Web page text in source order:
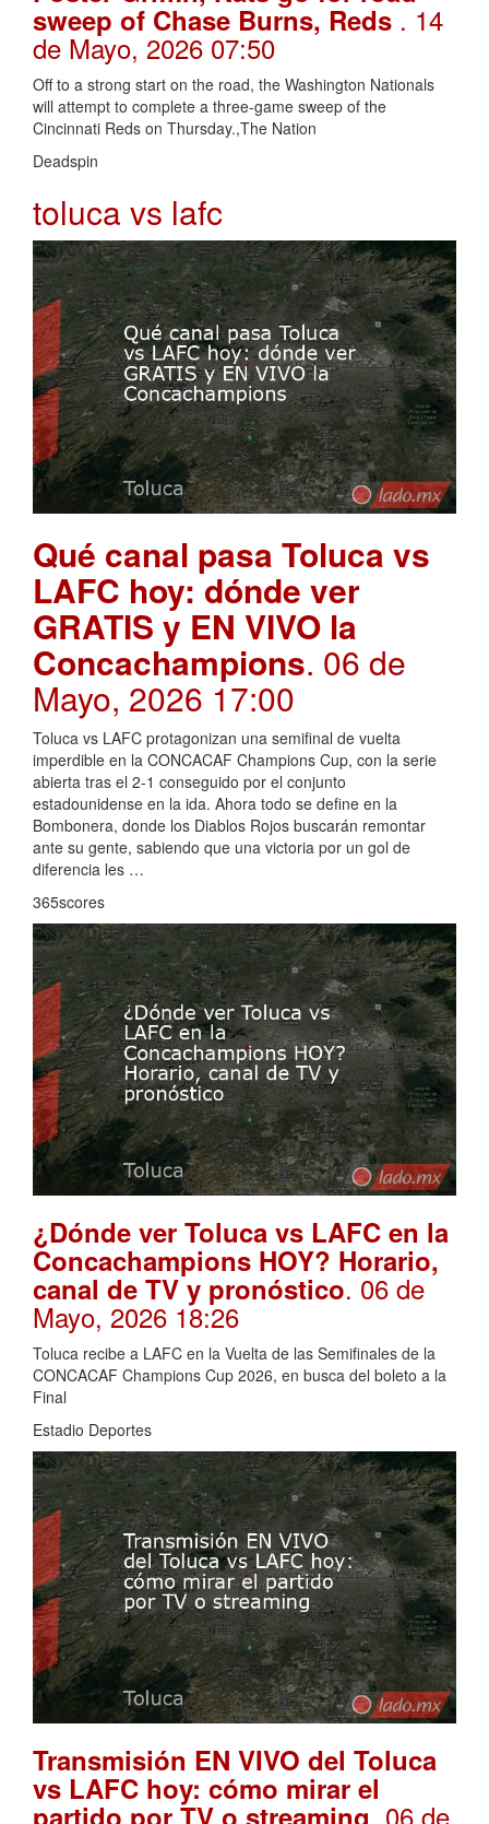
sweep of Chase Burns, Reds . 14
de Mayo, 2026 07:50
Off to a strong start on the road, the Washington Nationals
will attempt to complete a three-game sweep of the
Cincinnati Reds on Thursday.,The Nation
Deadspin
toluca vs lafc
Qué canal pasa Toluca vs
LAFC hoy: dónde ver
GRATIS y EN VIVO la
Concachampions. 06 de
Mayo, 2026 17:00
Toluca vs LAFC protagonizan una semifinal de vuelta
imperdible en la CONCACAF Champions Cup, con la serie
abierta tras el 2-1 conseguido por el conjunto
estadounidense en la ida. Ahora todo se define en la
Bombonera, donde los Diablos Rojos buscarán remontar
ante su gente, sabiendo que una victoria por un gol de
diferencia les …
365scores
¿Dónde ver Toluca vs LAFC en la
Concachampions HOY? Horario,
canal de TV y pronóstico. 06 de
Mayo, 2026 18:26
Toluca recibe a LAFC en la Vuelta de las Semifinales de la
CONCACAF Champions Cup 2026, en busca del boleto a la
Final
Estadio Deportes
Transmisión EN VIVO del Toluca
vs LAFC hoy: cómo mirar el
. 06 de